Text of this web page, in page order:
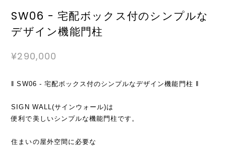
SW06 - 宅配ボックス付のシンプルな
デザイン機能門柱
¥290,000
‖ SW06 - 宅配ボックス付のシンプルなデザイン機能門柱 ‖
SIGN WALL(サインウォール)は
便利で美しいシンプルな機能門柱です。
住まいの屋外空間に必要な